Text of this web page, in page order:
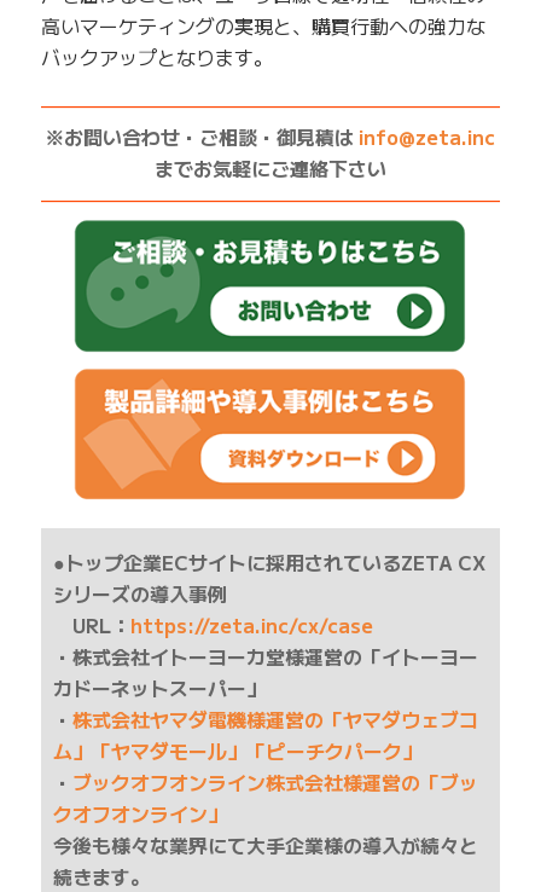
高いマーケティングの実現と、購買行動への強力な
バックアップとなります。
※お問い合わせ・ご相談・御見積は info@zeta.inc
までお気軽にご連絡下さい
●トップ企業ECサイトに採用されているZETA CX
シリーズの導入事例
URL： https://zeta.inc/cx/case
・株式会社イトーヨーカ堂様運営の「イトーヨー
カドーネットスーパー」
・ 株式会社ヤマダ電機様運営の「ヤマダウェブコ
ム」「ヤマダモール」「ピーチクパーク」
・ ブックオフオンライン株式会社様運営の「ブッ
クオフオンライン」
今後も様々な業界にて大手企業様の導入が続々と
続きます。